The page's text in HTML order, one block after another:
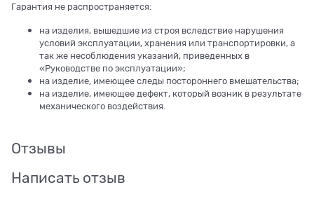
Гарантия не распространяется:
на изделия, вышедшие из строя вследствие нарушения
условий эксплуатации, хранения или транспортировки, а
так же несоблюдения указаний, приведенных в
«Руководстве по эксплуатации»;
на изделие, имеющее следы постороннего вмешательства;
на изделие, имеющее дефект, который возник в результате
механического воздействия.
Отзывы
Написать отзыв